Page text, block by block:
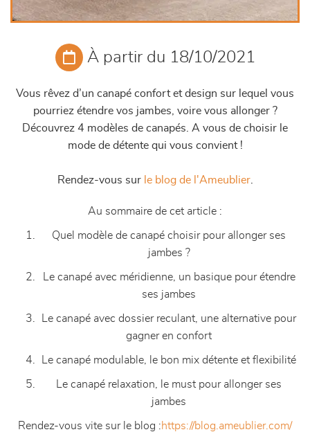
À partir du 18/10/2021
Vous rêvez d’un canapé confort et design sur lequel vous
pourriez étendre vos jambes, voire vous allonger ?
Découvrez 4 modèles de canapés. A vous de choisir le
mode de détente qui vous convient !
Rendez-vous sur le blog de l'Ameublier.
Au sommaire de cet article :
Quel modèle de canapé choisir pour allonger ses
jambes ?
Le canapé avec méridienne, un basique pour étendre
ses jambes
Le canapé avec dossier reculant, une alternative pour
gagner en confort
Le canapé modulable, le bon mix détente et flexibilité
Le canapé relaxation, le must pour allonger ses
jambes
Rendez-vous vite sur le blog :https://blog.ameublier.com/